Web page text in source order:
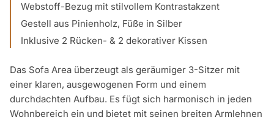
Webstoff-Bezug mit stilvollem Kontrastakzent
Gestell aus Pinienholz, Füße in Silber
Inklusive 2 Rücken- & 2 dekorativer Kissen
Das Sofa Area überzeugt als geräumiger 3-Sitzer mit
einer klaren, ausgewogenen Form und einem
durchdachten Aufbau. Es fügt sich harmonisch in jeden
Wohnbereich ein und bietet mit seinen breiten Armlehnen